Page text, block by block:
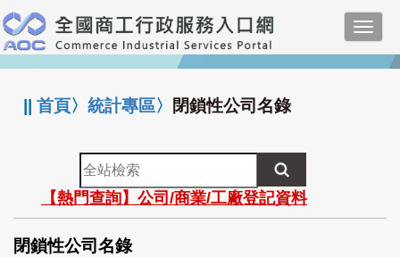
跳
到
主
要
:::
||首頁〉統計專區〉 閉鎖性公司名錄
全
站
檢
索
【熱門查詢】公司/商業/工廠登記資料
閉鎖性公司名錄